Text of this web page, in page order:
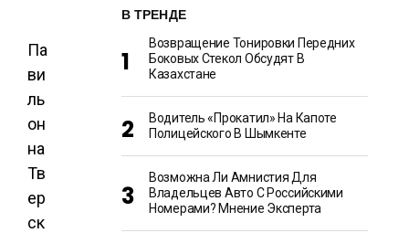
Па
ви
ль
он
на
Тв
ер
ск
В ТРЕНДЕ
Возвращение Тонировки Передних
Боковых Стекол Обсудят В
Казахстане
Водитель «прокатил» На Капоте
Полицейского В Шымкенте
Возможна Ли Амнистия Для
Владельцев Авто С Российскими
Номерами? Мнение Эксперта